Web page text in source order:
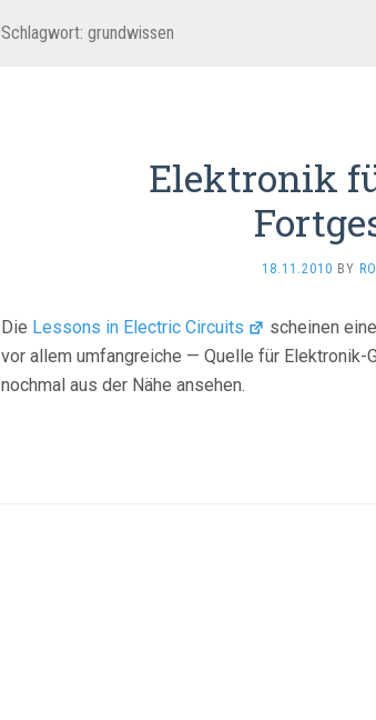
Schlagwort: grundwissen
Elektronik
18.11.2010 BY
Die Lessons in Electric Circuits
scheinen
vor allem umfangreiche — Quelle für
nochmal aus der Nähe ansehen.